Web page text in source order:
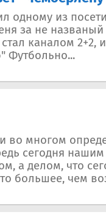
одному из
за не
каналом 2+2,
Футбольно...
во многом
сегодня
а делом, что
большее, чем